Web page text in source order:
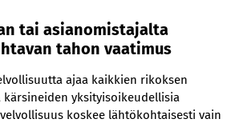
tai asianomistajalta
tahon vaatimus
ajaa kaikkien rikoksen
yksityisoikeudellisia
koskee lähtökohtaisesti vain